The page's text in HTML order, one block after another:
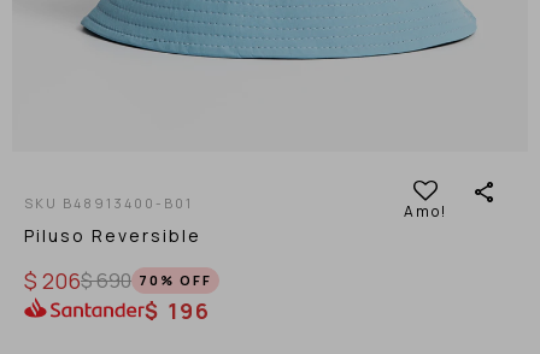
B48913400-B01
Piluso Reversible
$ 206$690 70
$ 196